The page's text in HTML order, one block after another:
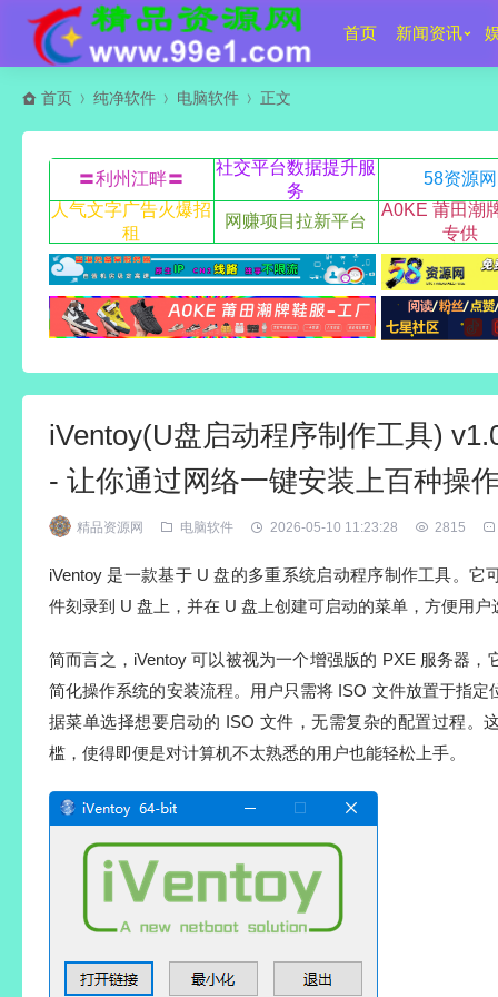
首页 新闻资讯
首页 纯净软件 电脑软件 正文
〓利州江畔〓
社交平台数据提升服
务
58资源网
人气文字广告火爆招
租
网赚项目拉新平台
A0KE 莆田潮
专供
iVentoy(U盘启动程序制作工具)
- 让你通过网络一键安装上百种操
精品资源网 电脑软件 2026-05-10 11:23:28 2815
iVentoy 是一款基于 U 盘的多重系统启动程序制作工具。它
件刻录到 U 盘上，并在 U 盘上创建可启动的菜单，方便用
简而言之，iVentoy 可以被视为一个增强版的 PXE 服务器，
简化操作系统的安装流程。用户只需将 ISO 文件放置于指定
据菜单选择想要启动的 ISO 文件，无需复杂的配置过程。
槛，使得即便是对计算机不太熟悉的用户也能轻松上手。